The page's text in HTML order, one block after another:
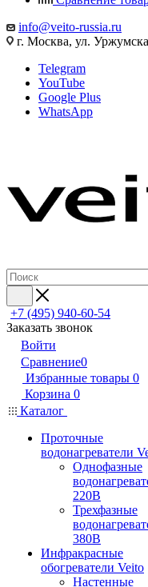
info@veito-russia.ru
г. Москва, ул.
Telegram
YouTube
Google Plus
WhatsApp
+7 (495) 940-60-54
Заказать звонок
Войти
Сравнение0
Избранные товары 0
Корзина 0
Каталог
Проточные
водонагреватели
Однофазные
220В
Трехфазные
380В
Инфракрасные
обогреватели Veito
Настенные